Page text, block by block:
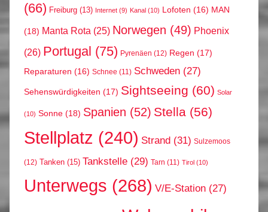
(66) Freiburg (13) Internet (9) Kanal (10) Lofoten (16) MAN
(18) Manta Rota (25) Norwegen (49) Phoenix
(26) Portugal (75) Pyrenäen (12) Regen (17)
Reparaturen (16) Schnee (11) Schweden (27)
Sehenswürdigkeiten (17) Sightseeing (60) Solar
(10) Sonne (18) Spanien (52) Stella (56)
Stellplatz (240) Strand (31) Sulzemoos
(12) Tanken (15) Tankstelle (29) Tarn (11) Tirol (10)
Unterwegs (268) V/E-Station (27)